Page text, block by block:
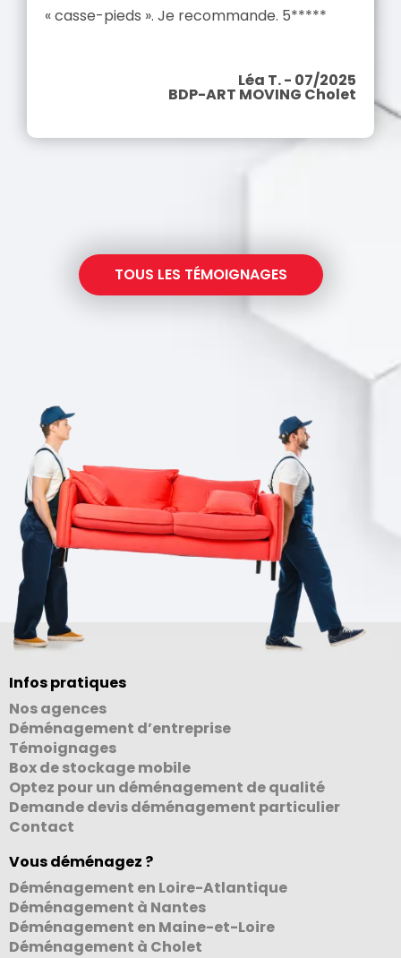
« casse-pieds ». Je recommande. 5*****
Léa T. - 07/2025
BDP-ART MOVING Cholet
TOUS LES TÉMOIGNAGES
Infos pratiques
Nos agences
Déménagement d’entreprise
Témoignages
Box de stockage mobile
Optez pour un déménagement de qualité
Demande devis déménagement particulier
Contact
Vous déménagez ?
Déménagement en Loire-Atlantique
Déménagement à Nantes
Déménagement en Maine-et-Loire
Déménagement à Cholet